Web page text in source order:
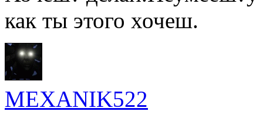
как ты этого хочеш.
MEXANIK522